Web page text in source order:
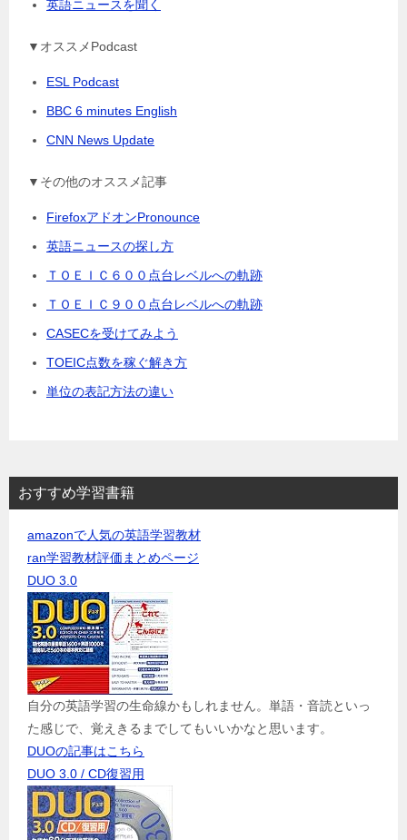
英語ニュースを聞く
▼オススメPodcast
ESL Podcast
BBC 6 minutes English
CNN News Update
▼その他のオススメ記事
FirefoxアドオンPronounce
英語ニュースの探し方
ＴＯＥＩＣ６００点台レベルへの軌跡
ＴＯＥＩＣ９００点台レベルへの軌跡
CASECを受けてみよう
TOEIC点数を稼ぐ解き方
単位の表記方法の違い
おすすめ学習書籍
amazonで人気の英語学習教材
ran学習教材評価まとめページ
DUO 3.0
自分の英語学習の生命線かもしれません。単語・音読といっ
た感じで、覚えきるまでしてもいいかなと思います。
DUOの記事はこちら
DUO 3.0 / CD復習用